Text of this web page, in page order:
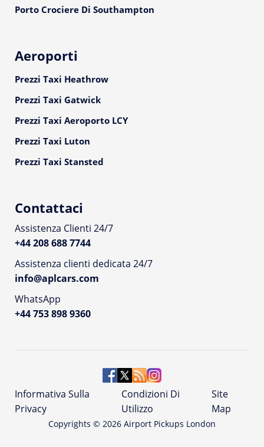
Porto Crociere Di Southampton
Aeroporti
Prezzi Taxi Heathrow
Prezzi Taxi Gatwick
Prezzi Taxi Aeroporto LCY
Prezzi Taxi Luton
Prezzi Taxi Stansted
Contattaci
Assistenza Clienti 24/7
+44 208 688 7744
Assistenza clienti dedicata 24/7
info@aplcars.com
WhatsApp
+44 753 898 9360
Copyrights © 2026 Airport Pickups London
Informativa Sulla
Privacy
Condizioni Di
Utilizzo
Site
Map